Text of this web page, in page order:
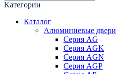
Kатегории
Каталог
Алюминиевые двери
Серия AG
Серия AGK
Серия AGN
Серия AGP